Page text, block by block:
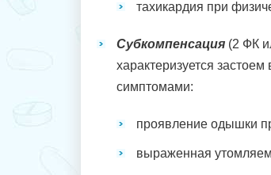
тахикардия при
Субкомпенсация (2 ФК
характеризуется
симптомами:
проявление одышки
выраженная